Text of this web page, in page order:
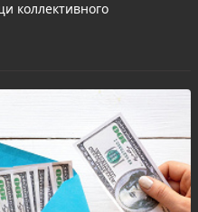
коллективного